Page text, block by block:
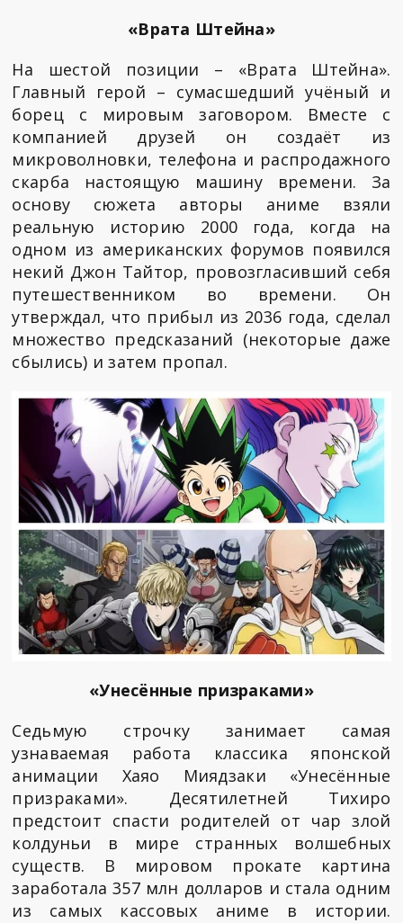
«Врата Штейна»
На шестой позиции – «Врата Штейна».
Главный герой – сумасшедший учёный и
борец с мировым заговором. Вместе с
компанией друзей он создаёт из
микроволновки, телефона и распродажного
скарба настоящую машину времени. За
основу сюжета авторы аниме взяли
реальную историю 2000 года, когда на
одном из американских форумов появился
некий Джон Тайтор, провозгласивший себя
путешественником во времени. Он
утверждал, что прибыл из 2036 года, сделал
множество предсказаний (некоторые даже
сбылись) и затем пропал.
«Унесённые призраками»
Седьмую строчку занимает самая
узнаваемая работа классика японской
анимации Хаяо Миядзаки «Унесённые
призраками». Десятилетней Тихиро
предстоит спасти родителей от чар злой
колдуньи в мире странных волшебных
существ. В мировом прокате картина
заработала 357 млн долларов и стала одним
из самых кассовых аниме в истории.